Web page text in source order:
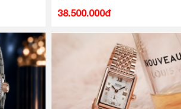
38.500.000đ